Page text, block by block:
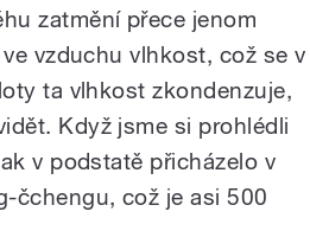
zatmění přece jenom
vzduchu vlhkost, což se v
ta vlhkost zkondenzuje,
Když jsme si prohlédli
v podstatě přicházelo v
čchengu, což je asi 500